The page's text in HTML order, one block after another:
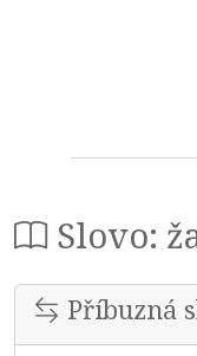
Slovo:
Příbuzná